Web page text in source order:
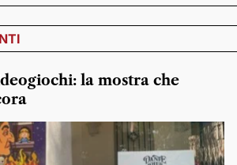
la mostra che